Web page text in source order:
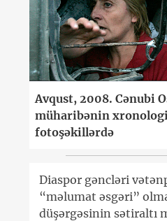
Avqust, 2008. Cənubi
müharibənin
fotoşəkillərdə
Diaspor gəncləri
“məlumat əsgəri”
düşərgəsinin sətiraltı